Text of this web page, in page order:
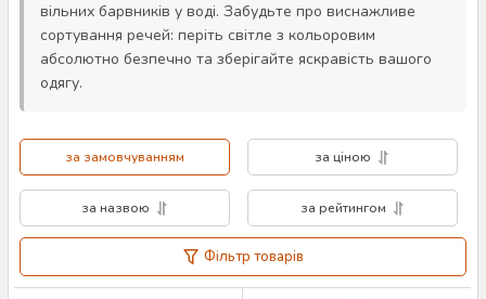
вільних барвників у воді. Забудьте про виснажливе
сортування речей: періть світле з кольоровим
абсолютно безпечно та зберігайте яскравість вашого
одягу.
за замовчуванням за ціною
за назвою за рейтингом
Фільтр товарів